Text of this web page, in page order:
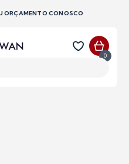
CONOSCO
0